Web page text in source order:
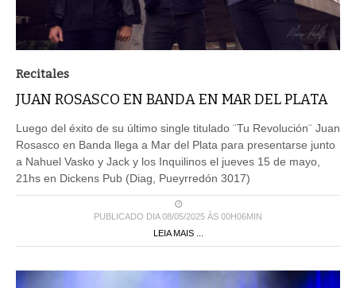
JUAN ROSASCO EN BANDA EN MAR DEL PLATA
Rosasco en Banda llega a Mar del Plata para presentarse junto
a Nahuel Vasko y Jack y los Inquilinos el jueves 15 de mayo,
21hs en Dickens Pub (Diag, Pueyrredón 3017)
PUBLICADO DIA 08/05/2025 ÀS 00H06MIN
LEIA MAIS ...